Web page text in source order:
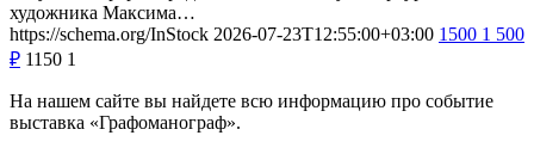
художника Максима…
https://schema.org/InStock 2026-07-23T12:55:00+03:00 1500 1 500
₽ 1150 1
На нашем сайте вы найдете всю информацию про событие
выставка «Графоманограф».